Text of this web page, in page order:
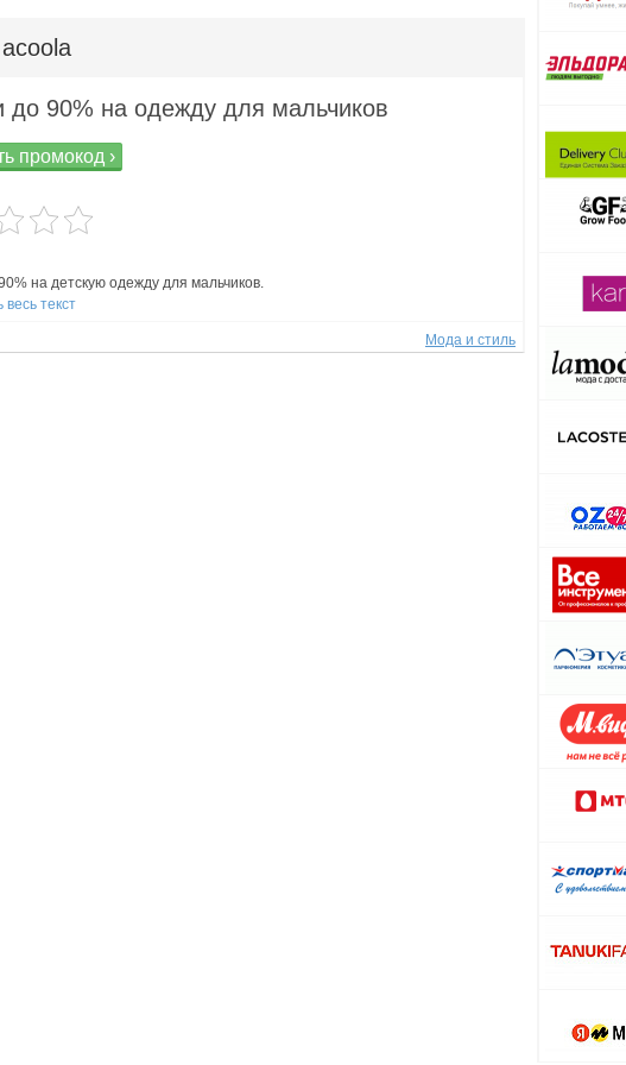
до 90% на одежду для мальчиков
промокод ›
на детскую одежду для мальчиков.
весь текст
Мода и стиль